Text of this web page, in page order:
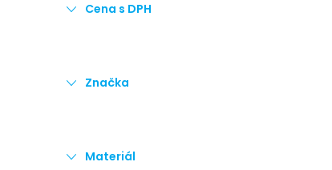
í
p
n
Cena s DPH
Značka
Materiál